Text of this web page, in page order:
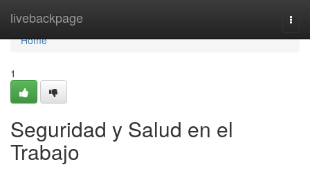
livebackpage
Home
Home
1
Seguridad y Salud en el
Trabajo